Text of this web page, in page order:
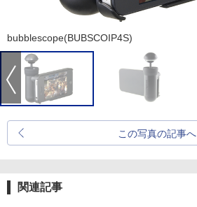
bubblescope(BUBSCOIP4S)
この写真の記事へ
関連記事